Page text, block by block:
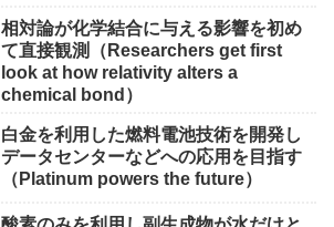
相対論が化学結合に与える影響を初め
て直接観測（Researchers get first
look at how relativity alters a
chemical bond）
白金を利用した燃料電池技術を開発し
データセンターなどへの応用を目指す
（Platinum powers the future）